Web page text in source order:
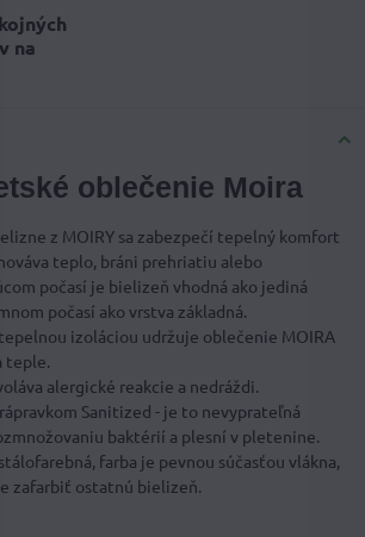
na
oblečenie Moira
z MOIRY sa zabezpečí tepelný komfort
teplo, bráni prehriatiu alebo
počasí je bielizeň vhodná ako jediná
počasí ako vrstva základná.
izoláciou udržuje oblečenie MOIRA
teple.
alergické reakcie a nedráždi.
Sanitized - je to nevyprateľná
baktérií a plesní v pletenine.
farba je pevnou súčasťou vlákna,
zafarbiť ostatnú bielizeň.